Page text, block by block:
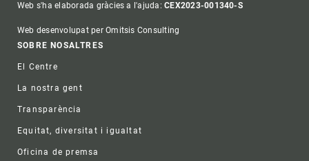
Web s'ha elaborada gràcies a l'ajuda:CEX2023-001340-S
Web desenvolupat per Omitsis Consulting
Footer
SOBRE NOSALTRES
El Centre
La nostra gent
Transparència
Equitat, diversitat i igualtat
Oficina de premsa